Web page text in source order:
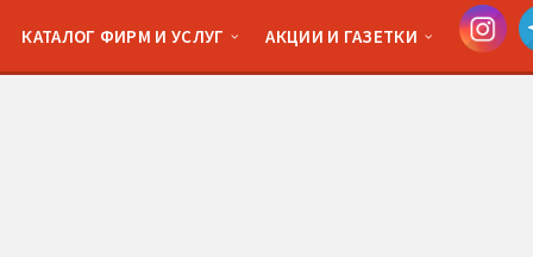
КАТАЛОГ ФИРМ И УСЛУГ АКЦИИ И ГАЗЕТКИ